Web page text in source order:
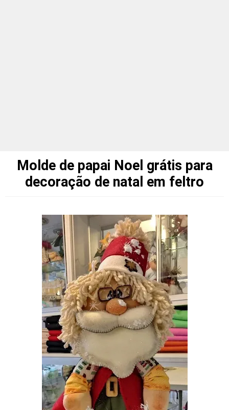
Molde de papai Noel grátis para
decoração de natal em feltro